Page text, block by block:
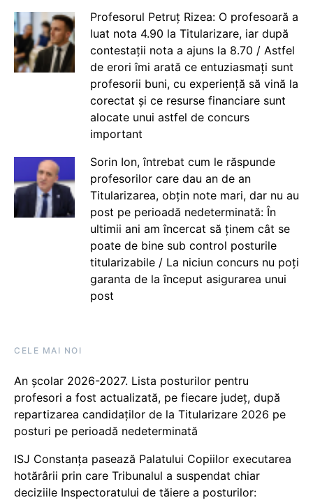
Profesorul Petruț Rizea: O profesoară a
luat nota 4.90 la Titularizare, iar după
contestații nota a ajuns la 8.70 / Astfel
de erori îmi arată ce entuziasmați sunt
profesorii buni, cu experiență să vină la
corectat și ce resurse financiare sunt
alocate unui astfel de concurs
important
Sorin Ion, întrebat cum le răspunde
profesorilor care dau an de an
Titularizarea, obțin note mari, dar nu au
post pe perioadă nedeterminată: În
ultimii ani am încercat să ținem cât se
poate de bine sub control posturile
titularizabile / La niciun concurs nu poți
garanta de la început asigurarea unui
post
CELE MAI NOI
An școlar 2026-2027. Lista posturilor pentru
profesori a fost actualizată, pe fiecare județ, după
repartizarea candidaților de la Titularizare 2026 pe
posturi pe perioadă nedeterminată
ISJ Constanța pasează Palatului Copiilor executarea
hotărârii prin care Tribunalul a suspendat chiar
deciziile Inspectoratului de tăiere a posturilor: